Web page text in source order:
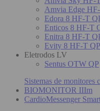
Amvia Edge
Edora 8 HF-T
Enticos 8 HF-T
Enitra 8 HF-T
Evity 8 HF-T
Eletrodos LV
Sentus OTW QP
Sistemas de
BIOMONITOR IIIm
CardioMessenger